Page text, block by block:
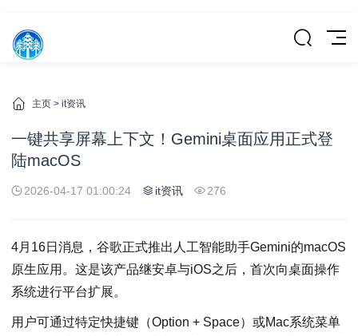
主页 > it资讯
一键共享屏幕上下文！Gemini桌面应用正式登
陆macOS
2026-04-17 01:00:24 it资讯 276
4月16日消息，谷歌正式推出人工智能助手Gemini的macOS
原生应用。这是该产品继安卓与iOS之后，首次向桌面操作
系统进行平台扩展。
用户可通过特定快捷键（Option + Space）或Mac系统菜单